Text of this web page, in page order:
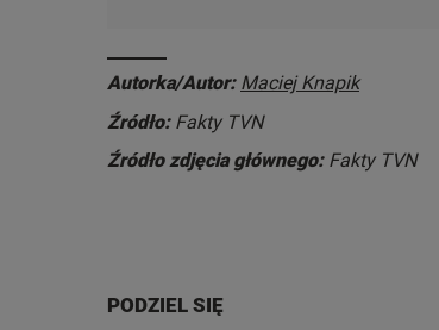
Autorka/Autor: Maciej Knapik
Źródło: Fakty TVN
Źródło zdjęcia głównego: Fakty TVN
PODZIEL SIĘ